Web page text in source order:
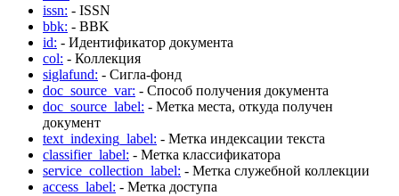
issn: - ISSN
bbk: - BBK
id: - Идентификатор документа
col: - Коллекция
siglafund: - Сигла-фонд
doc_source_var: - Способ получения документа
doc_source_label: - Метка места, откуда получен
документ
text_indexing_label: - Метка индексации текста
classifier_label: - Метка классификатора
service_collection_label: - Метка служебной коллекции
access_label: - Метка доступа